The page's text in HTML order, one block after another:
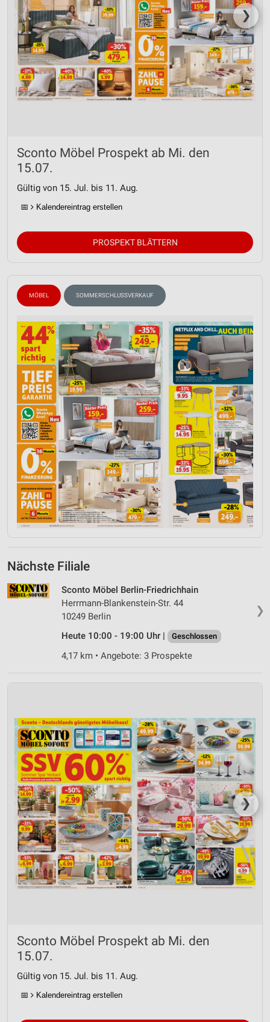
❯
Sconto Möbel Prospekt ab Mi. den
15.07.
Gültig von 15. Jul. bis 11. Aug.
📅 Kalendereintrag erstellen
PROSPEKT BLÄTTERN
MÖBEL SOMMERSCHLUSSVERKAUF
Nächste Filiale
❯
Sconto Möbel Berlin-Friedrichhain
Herrmann-Blankenstein-Str. 44
10249 Berlin
Heute 10:00 - 19:00 Uhr |
Geschlossen
4,17 km • Angebote: 3 Prospekte
❯
Sconto Möbel Prospekt ab Mi. den
15.07.
Gültig von 15. Jul. bis 11. Aug.
📅 Kalendereintrag erstellen